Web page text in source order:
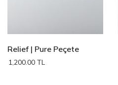
Relief | Pure Peçete
1,200.00 TL